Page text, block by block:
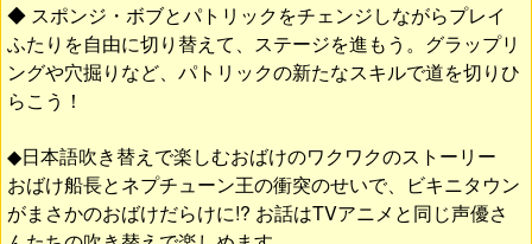
◆ スポンジ・ボブとパトリックをチェンジしながらプレイ
ふたりを自由に切り替えて、ステージを進もう。グラップリ
ングや穴掘りなど、パトリックの新たなスキルで道を切りひ
らこう！
◆日本語吹き替えで楽しむおばけのワクワクのストーリー
おばけ船長とネプチューン王の衝突のせいで、ビキニタウン
がまさかのおばけだらけに!? お話はTVアニメと同じ声優さ